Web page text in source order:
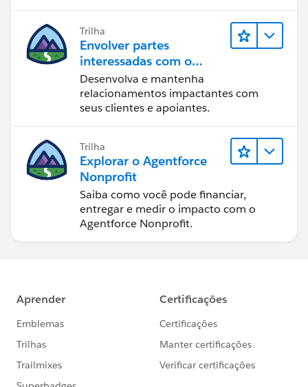
Trilha
Envolver partes
interessadas com o
Nonprofit Success Pack
Desenvolva e mantenha
relacionamentos impactantes com
seus clientes e apoiantes.
Trilha
Explorar o Agentforce
Nonprofit
Saiba como você pode financiar,
entregar e medir o impacto com o
Agentforce Nonprofit.